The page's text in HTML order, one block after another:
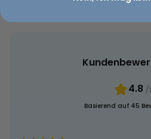
4.8 /
Basierend auf 45